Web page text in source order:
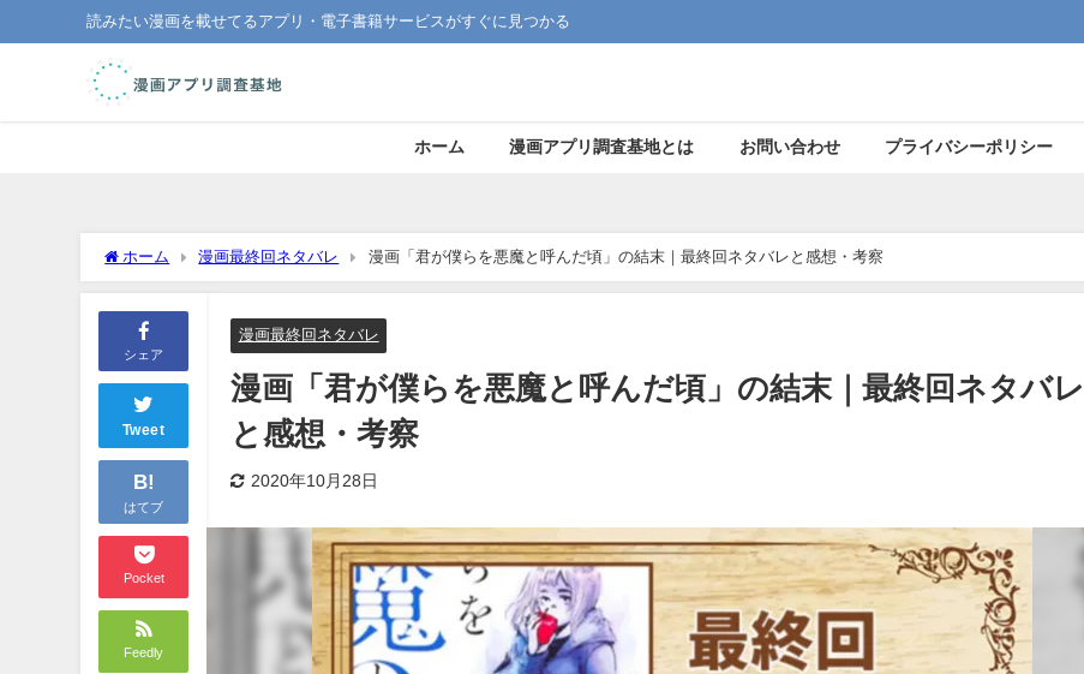
読みたい漫画を載せてるアプリ・電子書籍サービスがすぐに見つかる
ホーム 漫画アプリ調査基地とは お問い合わせ プライバシーポリシー
ホーム 漫画最終回ネタバレ 漫画「君が僕らを悪魔と呼んだ頃」の結末｜最終回ネタバレと感想・考察
シェア
Tweet
B!
はてブ
Pocket
Feedly
漫画最終回ネタバレ
漫画「君が僕らを悪魔と呼んだ頃」の結末｜最終回ネタバレ
と感想・考察
2020年10月28日